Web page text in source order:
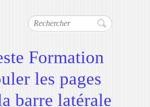
Rechercher
Formation
les pages
barre latérale